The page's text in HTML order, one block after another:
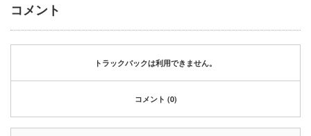
コメント
トラックバックは利用できません。
コメント (0)